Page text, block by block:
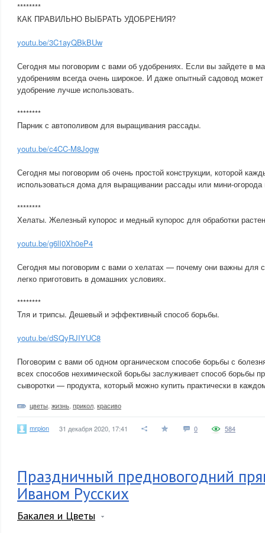
********
КАК ПРАВИЛЬНО ВЫБРАТЬ УДОБРЕНИЯ?
youtu.be/3C1ayQBkBUw
Сегодня мы поговорим с вами об удобрениях. Если вы зайдете в
удобрениям всегда очень широкое. И даже опытный садовод может
удобрение лучше использовать.
********
Парник с автополивом для выращивания рассады.
youtu.be/c4CC-M8Jogw
Сегодня мы поговорим об очень простой конструкции, которой
использоваться дома для выращивании рассады или мини-огорода
********
Хелаты. Железный купорос и медный купорос для обработки
youtu.be/g6lI0Xh0eP4
Сегодня мы поговорим с вами о хелатах — почему они важны для
легко приготовить в домашних условиях.
********
Тля и трипсы. Дешевый и эффективный способ борьбы.
youtu.be/dSQyRJIYUC8
Поговорим с вами об одном органическом способе борьбы с
всех способов нехимической борьбы заслуживает способ борьбы
сыворотки — продукта, который можно купить практически в
цветы жизнь прикол красиво
mrpion 31 декабря 2020, 17:41 0 584
Праздничный предновогодний
Иваном Русских
Бакалея и Цветы